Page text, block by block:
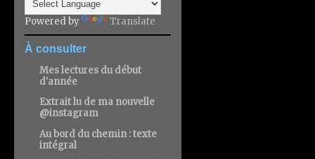
Powered by Translate
À consulter
Mes lectures du début
d'année
Extrait lu de ma nouvelle
@instagram
Au bord du chemin : texte
intégral